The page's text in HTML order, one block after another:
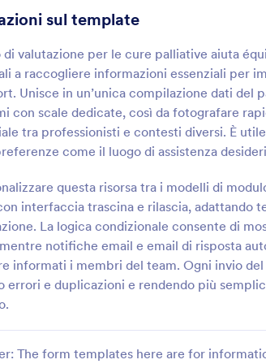
sul template
di valutazione per le cure palliative aiuta
a raccogliere informazioni essenziali per
Unisce in un’unica compilazione dati del
con scale dedicate, così da fotografare
tra professionisti e contesti diversi. È
come il luogo di assistenza
questa risorsa tra i modelli di
interfaccia trascina e rilascia, adattando
La logica condizionale consente di
notifiche email e email di risposta
informati i membri del team. Ogni invio
errori e duplicazioni e rendendo più
The form templates here are for
Modulo Di
assistenza in cure
cure palliative, ideale
domiciliari ed équipe
gestiscono presa in
raccolta dati online con
Go to Category:
Moduli Assistenza
Usa
9
Moduli Assistenza Sanitaria 756
Sondaggi & Questionari Medici 79
Medico 76
Forms 31
23
Healthcare Assessment Forms 19
Moduli per Consenso Dentale 16